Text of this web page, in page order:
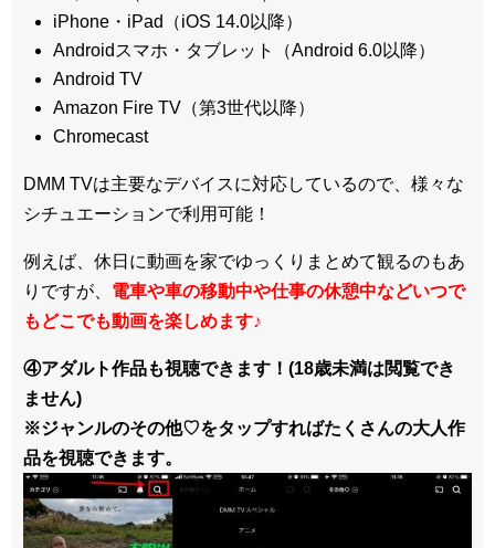
iPhone・iPad（iOS 14.0以降）
Androidスマホ・タブレット（Android 6.0以降）
Android TV
Amazon Fire TV（第3世代以降）
Chromecast
DMM TVは主要なデバイスに対応しているので、 様々な
シチュエーションで利用可能！
例えば、休日に動画を家でゆっくりまとめて観るのもあ
りですが、 電車や車の移動中や仕事の休憩中などいつで
もどこでも動画を楽しめます♪
④アダルト作品も視聴できます！(18歳未満は閲覧でき
ません)
※ジャンルのその他♡をタップすればたくさんの大人作
品を視聴できます。